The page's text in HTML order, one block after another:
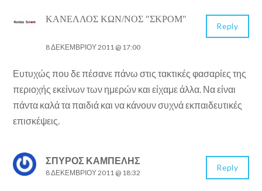
ΚΑΝΈΛΛΟΣ ΚΩΝ/ΝΟΣ "ΣΚΡΟΜ"
8 ΔΕΚΕΜΒΡΊΟΥ 2011 @ 17:00
Ευτυχώς που δε πέσανε πάνω στις τακτικές φασαρίες της
περιοχής εκείνων των ημερών και είχαμε άλλα. Να είναι
πάντα καλά τα παιδιά και να κάνουν συχνά εκπαιδευτικές
επισκέψεις.
Reply
ΣΠΥΡΟΣ ΚΑΜΠΕΛΗΣ
8 ΔΕΚΕΜΒΡΊΟΥ 2011 @ 18:32
Reply